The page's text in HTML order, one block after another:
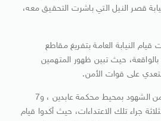
قصر النيل التي باشرت التحقيق معه،
النيابة العامة بتفريغ مقاطع
بالواقعة، حيث تبين ظهور المتهمين
على قوات الأمن.
كما استجوبت النيابة عدد من الشهود بمحيط محكمة عابدين ، و7
جراء تلك الاعتداءات، حيث أكدوا قيام